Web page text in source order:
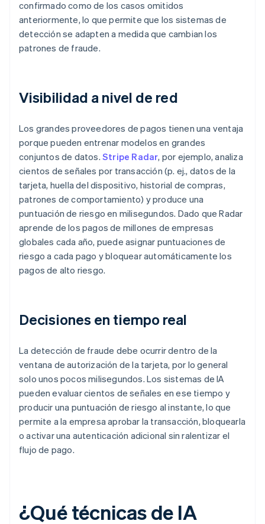
confirmado como de los casos omitidos
anteriormente, lo que permite que los sistemas de
detección se adapten a medida que cambian los
patrones de fraude.
Visibilidad a nivel de red
Los grandes proveedores de pagos tienen una ventaja
porque pueden entrenar modelos en grandes
conjuntos de datos. Stripe Radar, por ejemplo, analiza
cientos de señales por transacción (p. ej., datos de la
tarjeta, huella del dispositivo, historial de compras,
patrones de comportamiento) y produce una
puntuación de riesgo en milisegundos. Dado que Radar
aprende de los pagos de millones de empresas
globales cada año, puede asignar puntuaciones de
riesgo a cada pago y bloquear automáticamente los
pagos de alto riesgo.
Decisiones en tiempo real
La detección de fraude debe ocurrir dentro de la
ventana de autorización de la tarjeta, por lo general
solo unos pocos milisegundos. Los sistemas de IA
pueden evaluar cientos de señales en ese tiempo y
producir una puntuación de riesgo al instante, lo que
permite a la empresa aprobar la transacción, bloquearla
o activar una autenticación adicional sin ralentizar el
flujo de pago.
¿Qué técnicas de IA